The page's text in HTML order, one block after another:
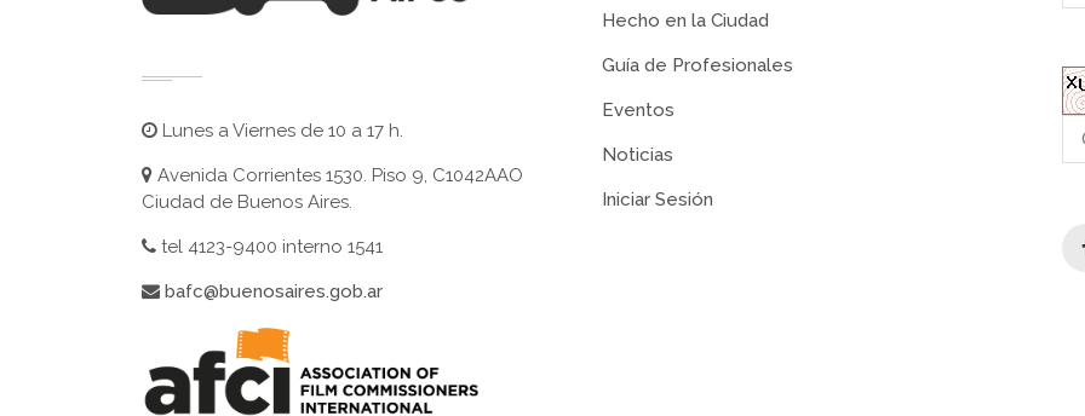
Lunes a Viernes de 10 a 17 h.
Avenida Corrientes 1530. Piso 9, C1042AAO
Ciudad de Buenos Aires.
tel 4123-9400 interno 1541
bafc@buenosaires.gob.ar
Hecho en la Ciudad
Guía de Profesionales
Eventos
Noticias
Iniciar Sesión